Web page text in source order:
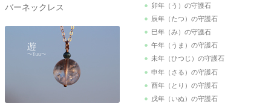
バーネックレス
卯年（う）の守護石
辰年（たつ）の守護石
巳年（み）の守護石
午年（うま）の守護石
未年（ひつじ）の守護石
申年（さる）の守護石
酉年（とり）の守護石
戌年（いぬ）の守護石